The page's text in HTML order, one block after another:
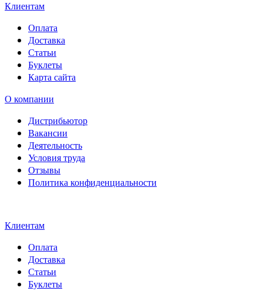
Клиентам
Оплата
Доставка
Статьи
Буклеты
Карта сайта
О компании
Дистрибьютор
Вакансии
Деятельность
Условия труда
Отзывы
Политика конфиденциальности
Клиентам
Оплата
Доставка
Статьи
Буклеты